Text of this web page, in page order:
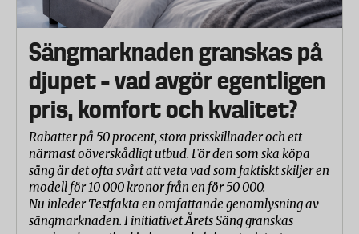
Sängmarknaden granskas på
djupet – vad avgör egentligen
pris, komfort och kvalitet?
Rabatter på 50 procent, stora prisskillnader och ett
närmast oöverskådligt utbud. För den som ska köpa
säng är det ofta svårt att veta vad som faktiskt skiljer en
modell för 10 000 kronor från en för 50 000.
Nu inleder Testfakta en omfattande genomlysning av
sängmarknaden. I initiativet Årets Säng granskas